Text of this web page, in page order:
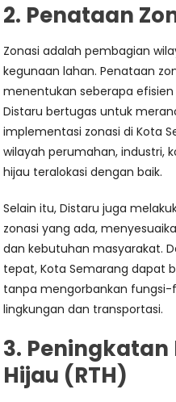
2. Penataan
Zonasi adalah pembagian
kegunaan lahan. Penataan
menentukan seberapa
Distaru bertugas untuk
implementasi zonasi di Kota
wilayah perumahan, industri,
hijau teralokasi dengan baik.
Selain itu, Distaru juga
zonasi yang ada,
dan kebutuhan masyarakat.
tepat, Kota Semarang dapat
tanpa mengorbankan
lingkungan dan transportasi.
3. Peningkatan
Hijau (RTH)